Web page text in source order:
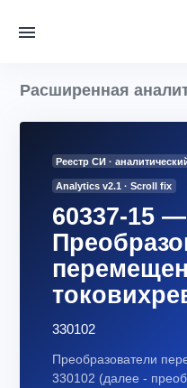
Расширенная
Реестр СИ ·
Analytics v2.1 · Scroll fix
60337-15 —
330102
Преобразователи
330102 (далее -